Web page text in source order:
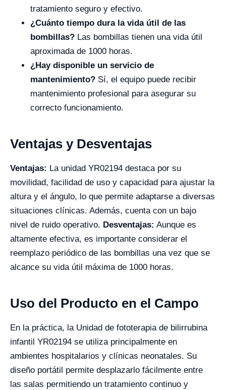
tratamiento seguro y efectivo.
¿Cuánto tiempo dura la vida útil de las
bombillas? Las bombillas tienen una vida útil
aproximada de 1000 horas.
¿Hay disponible un servicio de
mantenimiento? Sí, el equipo puede recibir
mantenimiento profesional para asegurar su
correcto funcionamiento.
Ventajas y Desventajas
Ventajas: La unidad YR02194 destaca por su
movilidad, facilidad de uso y capacidad para ajustar la
altura y el ángulo, lo que permite adaptarse a diversas
situaciones clínicas. Además, cuenta con un bajo
nivel de ruido operativo. Desventajas: Aunque es
altamente efectiva, es importante considerar el
reemplazo periódico de las bombillas una vez que se
alcance su vida útil máxima de 1000 horas.
Uso del Producto en el Campo
En la práctica, la Unidad de fototerapia de bilirrubina
infantil YR02194 se utiliza principalmente en
ambientes hospitalarios y clínicas neonatales. Su
diseño portátil permite desplazarlo fácilmente entre
las salas permitiendo un tratamiento continuo y